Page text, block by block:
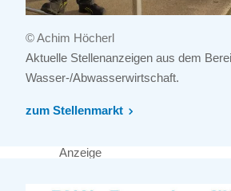
© Achim Höcherl
Aktuelle Stellenanzeigen aus dem
Wasser-/Abwasserwirtschaft.
zum Stellenmarkt
Anzeige